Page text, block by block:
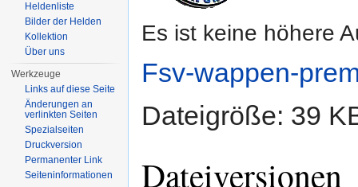
Es ist keine höhere
Fsv-wappen-
Dateigröße: 39
Dateiversionen
Heldenliste
Bilder der Helden
Kollektion
Über uns
Werkzeuge
Links auf diese Seite
Änderungen an
verlinkten Seiten
Spezialseiten
Druckversion
Permanenter Link
Seiten­informationen